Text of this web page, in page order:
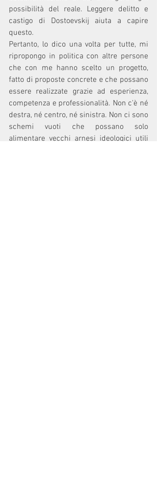
possibilità del reale. Leggere delitto e
castigo di Dostoevskij aiuta a capire
questo.
Pertanto, lo dico una volta per tutte, mi
ripropongo in politica con altre persone
che con me hanno scelto un progetto,
fatto di proposte concrete e che possano
essere realizzate grazie ad esperienza,
competenza e professionalità. Non c'è né
destra, né centro, né sinistra. Non ci sono
schemi vuoti che possano solo
alimentare vecchi arnesi ideologici utili